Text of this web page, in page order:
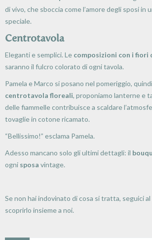
di vivo, che sboccia come l’amore degli sposi in
speciale.
Centrotavola
Eleganti e semplici. Le composizioni con i fiori
saranno il fulcro colorato di ogni tavola.
Pamela e Marco si posano nel pomeriggio,
centrotavola floreali, proponiamo lanterne e
delle fiammelle contribuisce a scaldare
tovaglie in cotone ricamato.
“Bellissimo!” esclama Pamela.
Adesso mancano solo gli ultimi dettagli: il
ogni sposa vintage.
Se non hai indovinato di cosa si tratta, seguici
scoprirlo insieme a noi.